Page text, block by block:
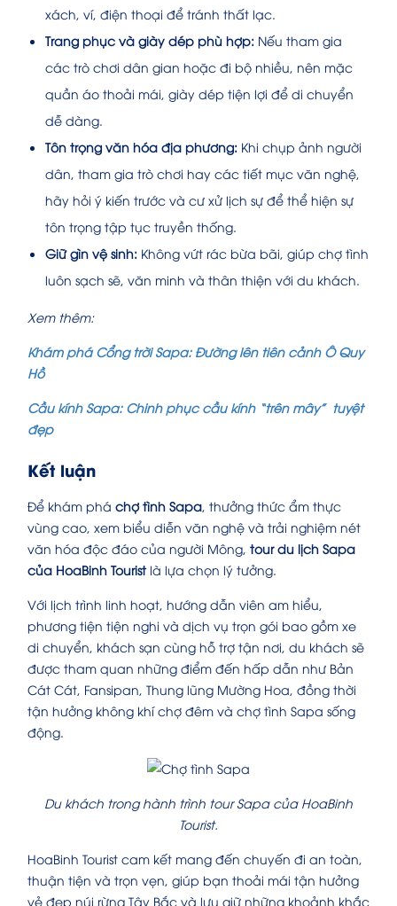
xách, ví, điện thoại để tránh thất lạc.
Trang phục và giày dép phù hợp: Nếu tham gia
các trò chơi dân gian hoặc đi bộ nhiều, nên mặc
quần áo thoải mái, giày dép tiện lợi để di chuyển
dễ dàng.
Tôn trọng văn hóa địa phương: Khi chụp ảnh người
dân, tham gia trò chơi hay các tiết mục văn nghệ,
hãy hỏi ý kiến trước và cư xử lịch sự để thể hiện sự
tôn trọng tập tục truyền thống.
Giữ gìn vệ sinh: Không vứt rác bừa bãi, giúp chợ tình
luôn sạch sẽ, văn minh và thân thiện với du khách.
Xem thêm:
Khám phá Cổng trời Sapa: Đường lên tiên cảnh Ô Quy
Hồ
Cầu kính Sapa: Chinh phục cầu kính “trên mây” tuyệt
đẹp
Kết luận
Để khám phá chợ tình Sapa, thưởng thức ẩm thực
vùng cao, xem biểu diễn văn nghệ và trải nghiệm nét
văn hóa độc đáo của người Mông, tour du lịch Sapa
của HoaBinh Touristlà lựa chọn lý tưởng.
Với lịch trình linh hoạt, hướng dẫn viên am hiểu,
phương tiện tiện nghi và dịch vụ trọn gói bao gồm xe
di chuyển, khách sạn cùng hỗ trợ tận nơi, du khách sẽ
được tham quan những điểm đến hấp dẫn như Bản
Cát Cát, Fansipan, Thung lũng Mường Hoa, đồng thời
tận hưởng không khí chợ đêm và chợ tình Sapa sống
động.
Du khách trong hành trình tour Sapa của HoaBinh
Tourist.
HoaBinh Tourist cam kết mang đến chuyến đi an toàn,
thuận tiện và trọn vẹn, giúp bạn thoải mái tận hưởng
vẻ đẹp núi rừng Tây Bắc và lưu giữ những khoảnh khắc